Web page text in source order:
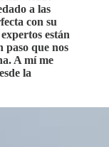
a las
con su
están
paso que nos
A mí me
la